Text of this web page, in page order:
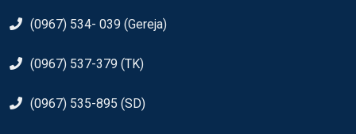
(0967) 534- 039 (Gereja)
(0967) 537-379 (TK)
(0967) 535-895 (SD)